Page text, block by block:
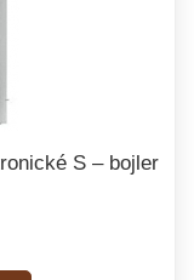
S – bojler